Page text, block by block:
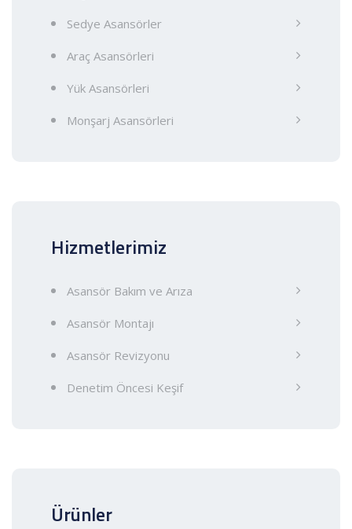
Sedye Asansörler
Araç Asansörleri
Yük Asansörleri
Monşarj Asansörleri
Hizmetlerimiz
Asansör Bakım ve Arıza
Asansör Montajı
Asansör Revizyonu
Denetim Öncesi Keşif
Ürünler